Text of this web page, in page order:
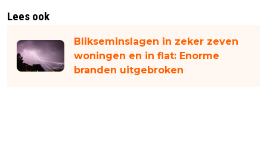
Lees ook
Blikseminslagen in zeker zeven
woningen en in flat: Enorme
branden uitgebroken